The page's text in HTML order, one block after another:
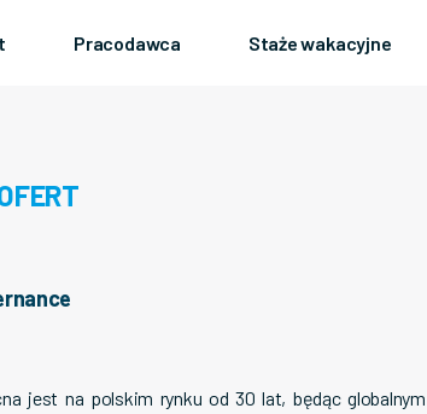
Pracodawca Staże wakacyjne
jest na polskim rynku od 30 lat, będąc globalnym